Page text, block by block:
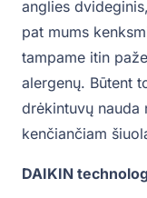
anglies
pat mums
tampame itin
alergenų. Būtent
drėkintuvų nauda
kenčiančiam
DAIKIN